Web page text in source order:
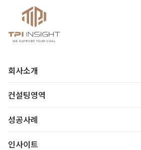
회사소개
컨설팅영역
성공사례
인사이트